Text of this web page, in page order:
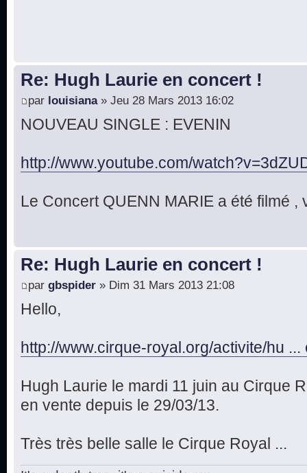
Re: Hugh Laurie en concert !
par louisiana» Jeu 28 Mars 2013 16:02
NOUVEAU SINGLE : EVENIN
http://www.youtube.com/
Le Concert QUENN MARIE a été filmé ,
Re: Hugh Laurie en concert !
par gbspider » Dim 31 Mars 2013 21:08
Hello,
http://www.cirque-royal.org/activite/hu ...
Hugh Laurie le mardi 11 juin au Cirque
en vente depuis le 29/03/13.
Très très belle salle le Cirque Royal ...